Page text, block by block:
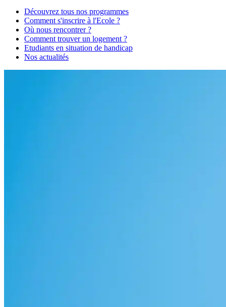
Découvrez tous nos programmes
Comment s'inscrire à l'Ecole ?
Où nous rencontrer ?
Comment trouver un logement ?
Etudiants en situation de handicap
Nos actualités